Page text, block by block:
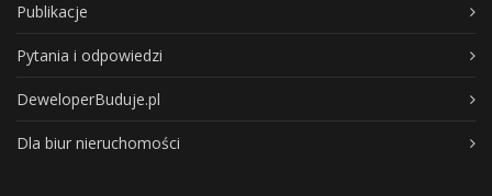
Publikacje
Pytania i odpowiedzi
DeweloperBuduje.pl
Dla biur nieruchomości